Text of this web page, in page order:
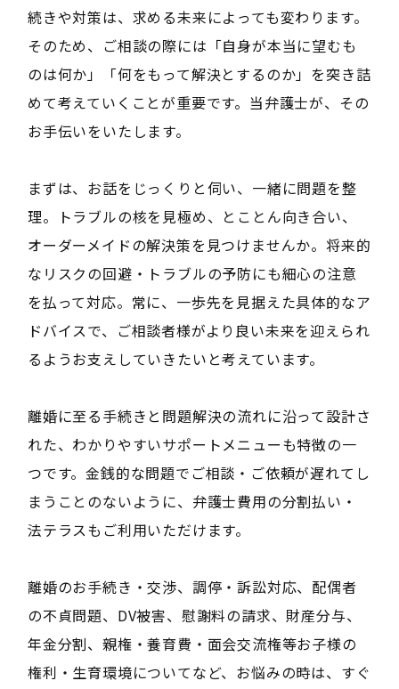
続きや対策は、求める未来によっても変わります。
そのため、ご相談の際には「自身が本当に望むも
のは何か」「何をもって解決とするのか」を突き詰
めて考えていくことが重要です。当弁護士が、その
お手伝いをいたします。
まずは、お話をじっくりと伺い、一緒に問題を整
理。トラブルの核を見極め、とことん向き合い、
オーダーメイドの解決策を見つけませんか。将来的
なリスクの回避・トラブルの予防にも細心の注意
を払って対応。常に、一歩先を見据えた具体的なア
ドバイスで、ご相談者様がより良い未来を迎えられ
るようお支えしていきたいと考えています。
離婚に至る手続きと問題解決の流れに沿って設計さ
れた、わかりやすいサポートメニューも特徴の一
つです。金銭的な問題でご相談・ご依頼が遅れてし
まうことのないように、弁護士費用の分割払い・
法テラスもご利用いただけます。
離婚のお手続き・交渉、調停・訴訟対応、配偶者
の不貞問題、DV被害、慰謝料の請求、財産分与、
年金分割、親権・養育費・面会交流権等お子様の
権利・生育環境についてなど、お悩みの時は、すぐ